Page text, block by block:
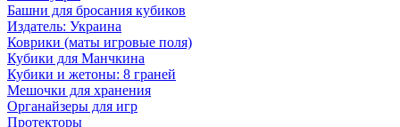
Башни для бросания кубиков
Издатель: Украина
Коврики (маты игровые поля)
Кубики для Манчкина
Кубики и жетоны: 8 граней
Мешочки для хранения
Органайзеры для игр
Протекторы